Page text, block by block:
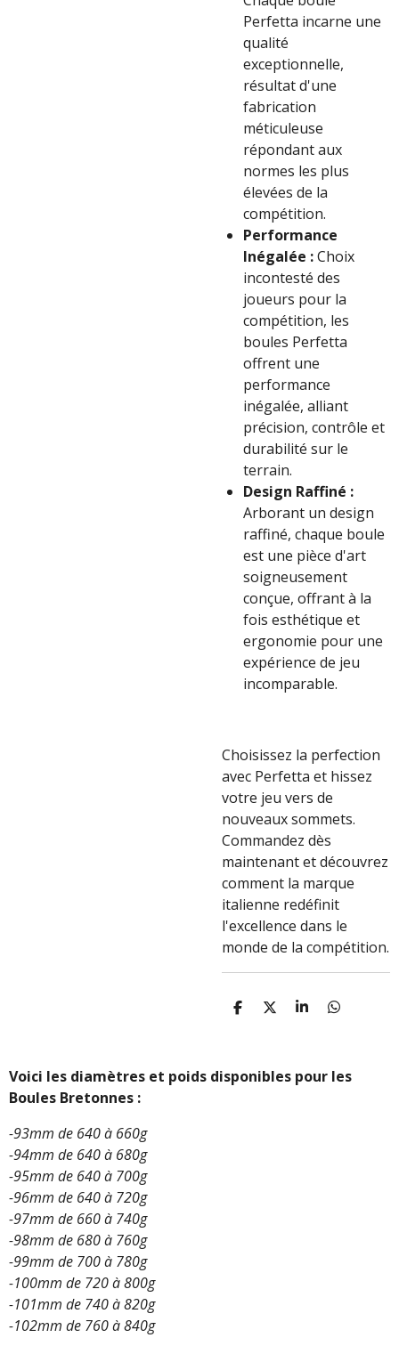
Perfetta incarne une
qualité
exceptionnelle,
résultat d'une
fabrication
méticuleuse
répondant aux
normes les plus
élevées de la
compétition.
Performance
Inégalée :Choix
incontesté des
joueurs pour la
compétition, les
boules Perfetta
offrent une
performance
inégalée, alliant
précision, contrôle et
durabilité sur le
terrain.
Design Raffiné :
Arborant un design
raffiné, chaque boule
est une pièce d'art
soigneusement
conçue, offrant à la
fois esthétique et
ergonomie pour une
expérience de jeu
incomparable.
Choisissez la perfection
avec Perfetta et hissez
votre jeu vers de
nouveaux sommets.
Commandez dès
maintenant et découvrez
comment la marque
italienne redéfinit
l'excellence dans le
monde de la compétition.
P
G
P
A
G
P
G
P
A
G
Voici les diamètres et poids disponibles pour les
Boules Bretonnes :
-93mm de 640 à 660g
-94mm de 640 à 680g
-95mm de 640 à 700g
-96mm de 640 à 720g
-97mm de 660 à 740g
-98mm de 680 à 760g
-99mm de 700 à 780g
-100mm de 720 à 800g
-101mm de 740 à 820g
-102mm de 760 à 840g